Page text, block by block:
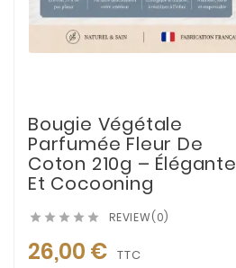
Bougie Végétale
Parfumée Fleur De
Coton 210g – Élégante
Et Cocooning
     REVIEW(0)
26,00 € TTC